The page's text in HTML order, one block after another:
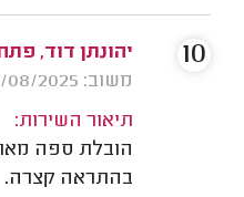
יהונתן דוד,
משוב: 17/08/2025
תיאור השירות:
הובלת ספה
בהתראה קצרה.
10